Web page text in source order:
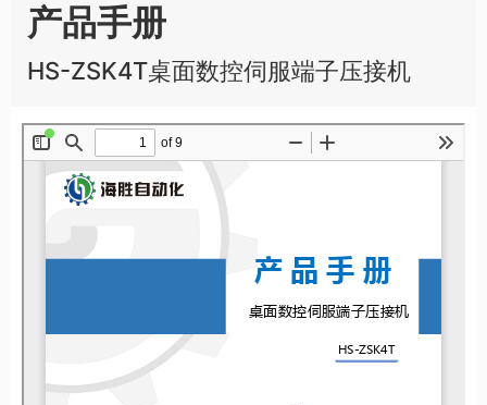
e
产品手册
HS-ZSK4T桌面数控伺服端子压接机